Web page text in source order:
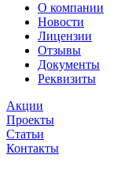
О компании
Новости
Лицензии
Отзывы
Документы
Реквизиты
Акции
Проекты
Статьи
Контакты